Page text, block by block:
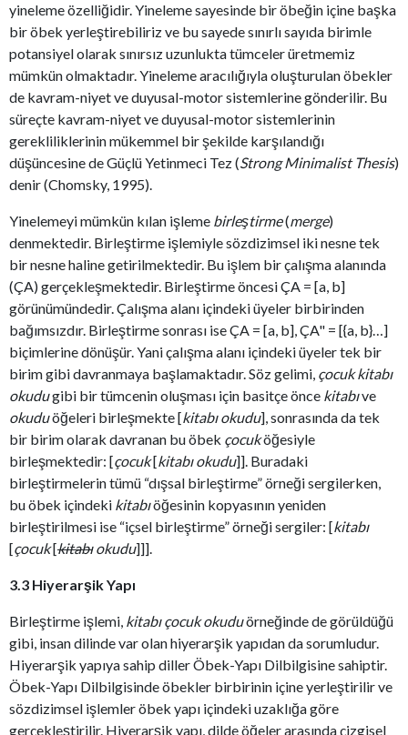
yineleme özelliğidir. Yineleme sayesinde bir öbeğin içine başka
bir öbek yerleştirebiliriz ve bu sayede sınırlı sayıda birimle
potansiyel olarak sınırsız uzunlukta tümceler üretmemiz
mümkün olmaktadır. Yineleme aracılığıyla oluşturulan öbekler
de kavram-niyet ve duyusal-motor sistemlerine gönderilir. Bu
süreçte kavram-niyet ve duyusal-motor sistemlerinin
gerekliliklerinin mükemmel bir şekilde karşılandığı
düşüncesine de Güçlü Yetinmeci Tez (Strong Minimalist Thesis)
denir (Chomsky, 1995).
Yinelemeyi mümkün kılan işleme birleştirme(merge)
denmektedir. Birleştirme işlemiylesözdizimsel iki nesne tek
bir nesne haline getirilmektedir. Bu işlem bir çalışma alanında
(ÇA) gerçekleşmektedir. Birleştirmeöncesi ÇA = [a, b]
görünümündedir. Çalışma alanı içindeki üyeler birbirinden
bağımsızdır. Birleştirmesonrası ise ÇA = [a, b], ÇA" = [{a, b}…]
biçimlerine dönüşür. Yani çalışma alanı içindeki üyeler tek bir
birim gibi davranmaya başlamaktadır. Söz gelimi, çocuk kitabı
okudugibi bir tümcenin oluşması için basitçe önce kitabıve
okuduöğeleri birleşmekte [kitabı okudu], sonrasında da tek
bir birim olarak davranan bu öbek çocuköğesiyle
birleşmektedir: [çocuk[kitabı okudu]]. Buradaki
birleştirmelerin tümü “dışsal birleştirme” örneği sergilerken,
bu öbek içindeki kitabıöğesinin kopyasının yeniden
birleştirilmesi ise “içsel birleştirme” örneği sergiler: [kitabı
[çocuk[kitabıokudu]]].
3.3 Hiyerarşik Yapı
Birleştirme işlemi, kitabı çocuk okuduörneğinde de görüldüğü
gibi, insan dilinde var olan hiyerarşik yapıdan da sorumludur.
Hiyerarşik yapıya sahip diller Öbek-Yapı Dilbilgisine sahiptir.
Öbek-Yapı Dilbilgisinde öbekler birbirinin içine yerleştirilir ve
sözdizimsel işlemler öbek yapı içindeki uzaklığa göre
gerçekleştirilir. Hiyerarşik yapı, dilde öğeler arasında çizgisel